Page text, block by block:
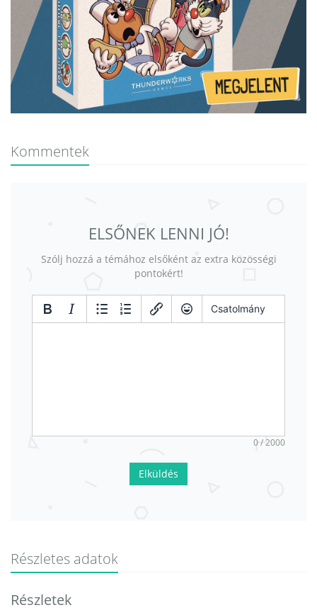
Kommentek
ELSŐNEK LENNI JÓ!
Szólj hozzá a témához elsőként az extra közösségi
pontokért!
Csatolmány
0 / 2000
Elküldés
Részletes adatok
Részletek